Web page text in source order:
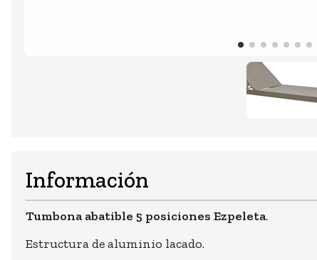
Información
Tumbona abatible 5 posiciones Ezpeleta.
Estructura de aluminio lacado.